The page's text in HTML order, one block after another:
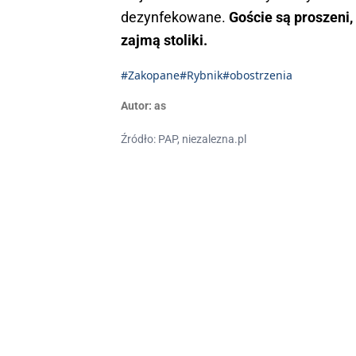
dezynfekowane. Goście są
zajmą stoliki.
#Zakopane#Rybnik#obostrzenia
Autor: as
Źródło: PAP, niezalezna.pl